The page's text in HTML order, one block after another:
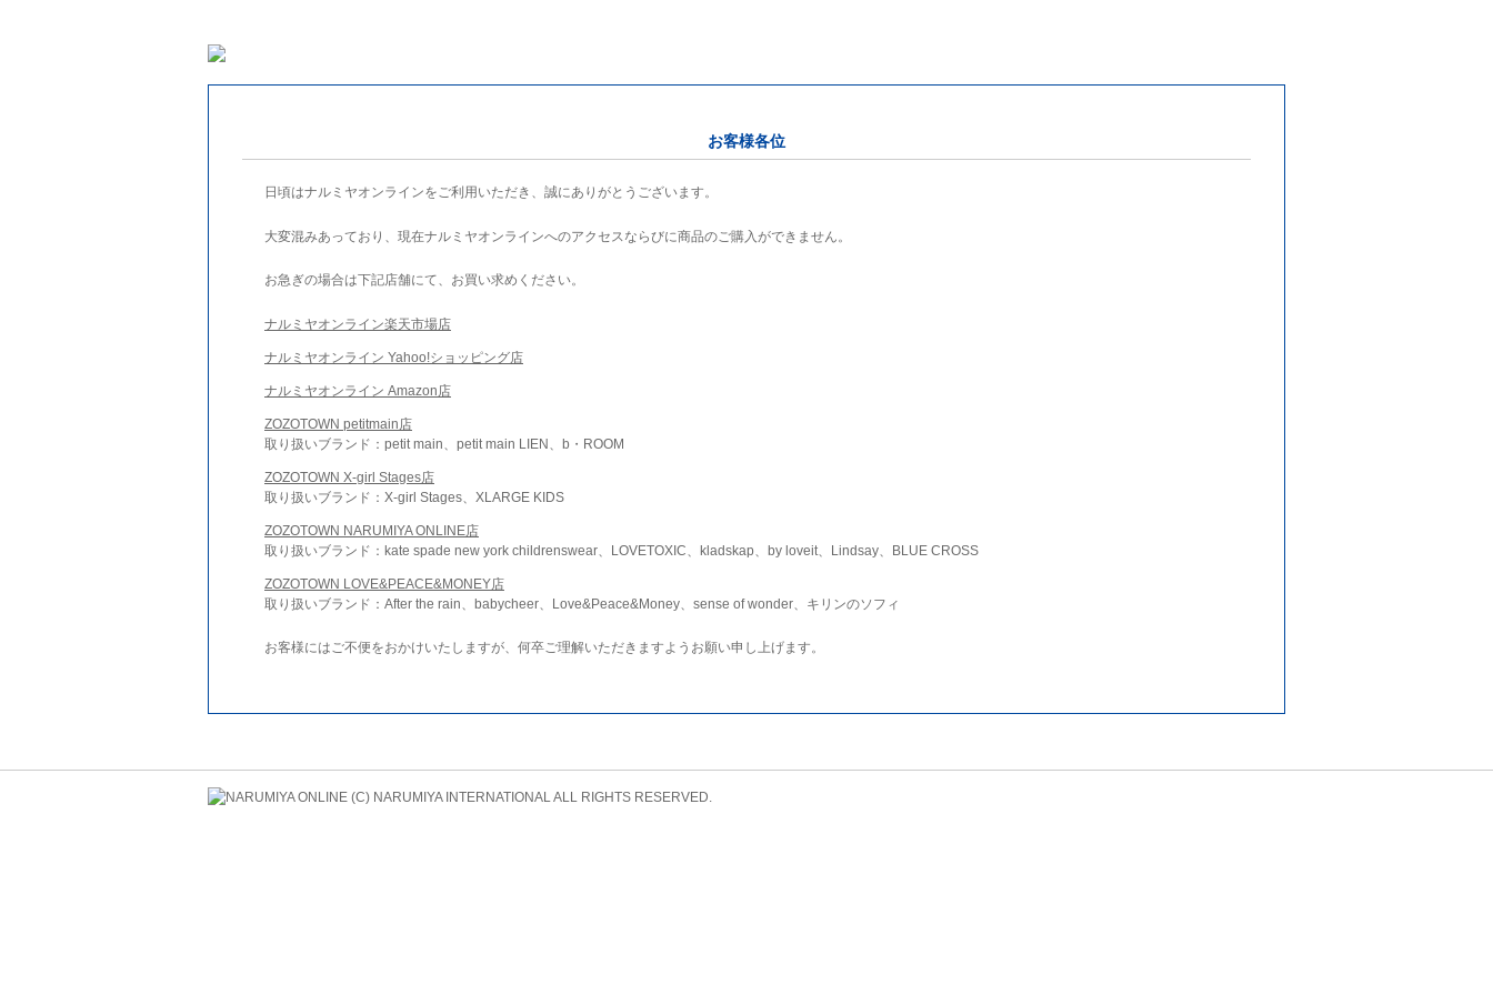
お客様各位
日頃はナルミヤオンラインをご利用いただき、誠にありがとうございます。
大変混みあっており、現在ナルミヤオンラインへのアクセスならびに商品のご購入ができません。
お急ぎの場合は下記店舗にて、お買い求めください。
ナルミヤオンライン楽天市場店
ナルミヤオンライン Yahoo!ショッピング店
ナルミヤオンライン Amazon店
ZOZOTOWN petitmain店
取り扱いブランド：petit main、petit main LIEN、b・ROOM
ZOZOTOWN X-girl Stages店
取り扱いブランド：X-girl Stages、XLARGE KIDS
ZOZOTOWN NARUMIYA ONLINE店
取り扱いブランド：kate spade new york childrenswear、LOVETOXIC、kladskap、by loveit、Lindsay、BLUE CROSS
ZOZOTOWN LOVE&PEACE&MONEY店
取り扱いブランド：After the rain、babycheer、Love&Peace&Money、sense of wonder、キリンのソフィ
お客様にはご不便をおかけいたしますが、何卒ご理解いただきますようお願い申し上げます。